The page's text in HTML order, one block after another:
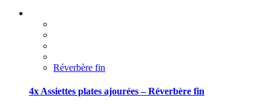
Réverbère fin
4x Assiettes plates ajourées – Réverbère fin